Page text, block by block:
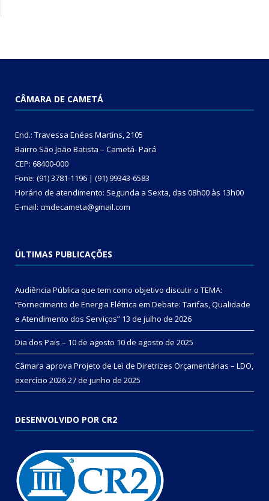
CÂMARA DE CAMETÁ
End.: Travessa Enéas Martins, 2105
Bairro São João Batista – Cametá- Pará
CEP: 68400-000
Fone: (91) 3781-1196 | (91) 99343-6583
Horário de atendimento: Segunda a Sexta, das 08h00 às 13h00
E-mail: cmdecameta@gmail.com
ÚLTIMAS PUBLICAÇÕES
Audiência Pública que tem como objetivo discutir o TEMA:
“Fornecimento de Energia Elétrica em Debate: Tarifas, Qualidade
e Atendimento dos Serviços” 13 de julho de 2026
Dia dos Pais – 10 de agosto 10 de agosto de 2025
Câmara aprova Projeto de Lei de Diretrizes Orçamentárias – LDO,
exercício 202627 de junho de 2025
DESENVOLVIDO POR CR2